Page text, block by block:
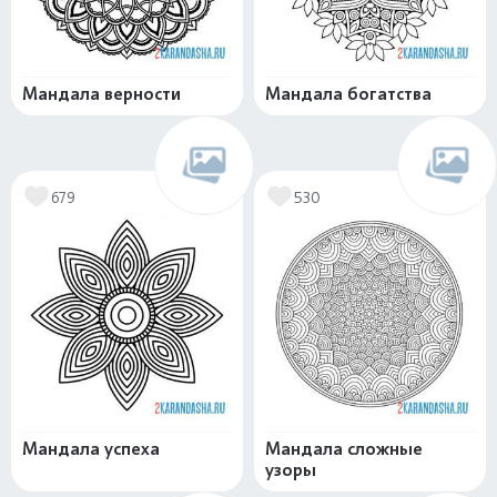
Мандала верности Мандала богатства
679
Мандала успеха
530
Мандала сложные
узоры